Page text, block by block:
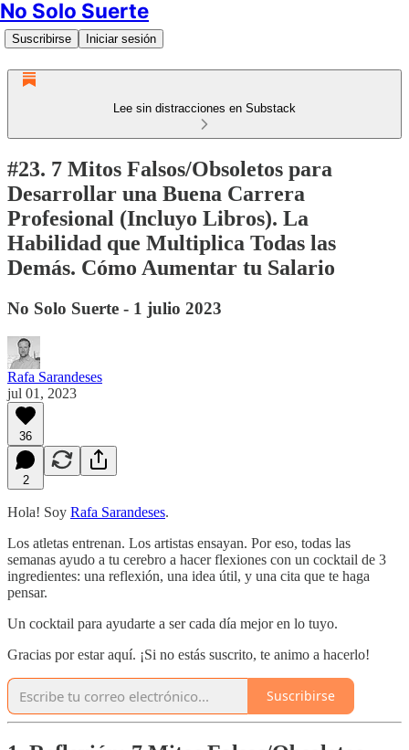
No Solo Suerte
Suscribirse Iniciar sesión
Lee sin distracciones en Substack
#23. 7 Mitos Falsos/Obsoletos para
Desarrollar una Buena Carrera
Profesional (Incluyo Libros). La
Habilidad que Multiplica Todas las
Demás. Cómo Aumentar tu Salario
No Solo Suerte - 1 julio 2023
Rafa Sarandeses
jul 01, 2023
36
2
Hola! Soy Rafa Sarandeses.
Los atletas entrenan. Los artistas ensayan. Por eso, todas las
semanas ayudo a tu cerebro a hacer flexiones con un cocktail de 3
ingredientes: una reflexión, una idea útil, y una cita que te haga
pensar.
Un cocktail para ayudarte a ser cada día mejor en lo tuyo.
Gracias por estar aquí. ¡Si no estás suscrito, te animo a hacerlo!
Suscribirse